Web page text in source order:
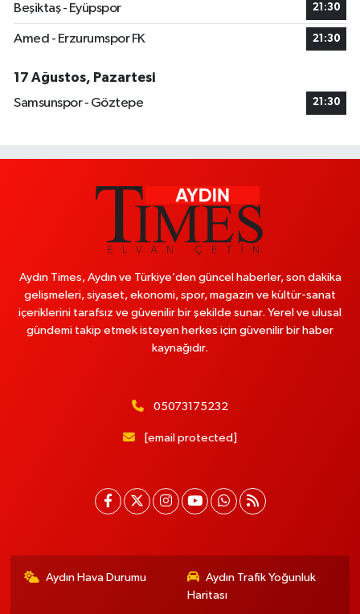
Beşiktaş - Eyüpspor 21:30
Amed - Erzurumspor FK 21:30
17 Ağustos, Pazartesi
Samsunspor - Göztepe
21:30
Aydın Times, Aydın ve Türkiye’den güncel haberler, son dakika
gelişmeleri, siyaset, ekonomi, spor, magazin ve kültür-sanat
içeriklerini tarafsız ve güvenilir bir şekilde sunar. Yerel ve ulusal
gündemi takip etmek isteyen herkes için güvenilir bir haber
kaynağıdır.
05073175232
[email protected]
Aydın Hava Durumu
Aydın Trafik Yoğunluk
Haritası